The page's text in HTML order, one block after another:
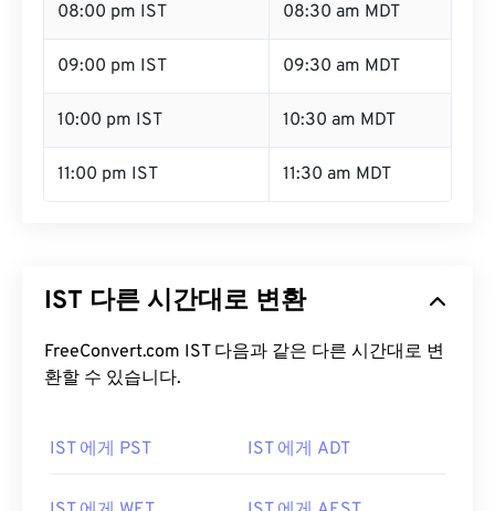
08:00 pm IST 08:30 am MDT
09:00 pm IST 09:30 am MDT
10:00 pm IST 10:30 am MDT
11:00 pm IST 11:30 am MDT
IST 다른 시간대로 변환
FreeConvert.com IST 다음과 같은 다른 시간대로 변
환할 수 있습니다.
IST 에게 PST IST 에게 ADT